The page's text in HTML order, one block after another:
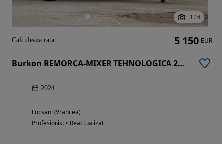
1 / 6
Burkon REMORCA-MIXER TEHNOLOGICA 2M3,4M3,6M3,8M3,10M3
2024
Focsani (Vrancea)
Profesionist • Reactualizat
5 150 EUR
Calculeaza rata